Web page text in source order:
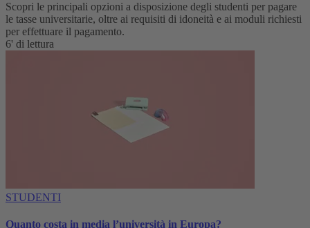
Scopri le principali opzioni a disposizione degli studenti per pagare
le tasse universitarie, oltre ai requisiti di idoneità e ai moduli richiesti
per effettuare il pagamento.
6' di lettura
STUDENTI
Quanto costa in media l’università in Europa?